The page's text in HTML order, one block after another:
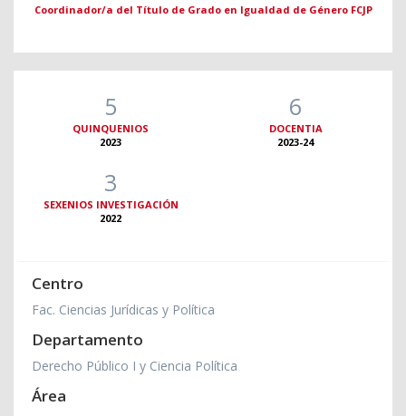
Coordinador/a del Título de Grado en Igualdad de Género FCJP
5
QUINQUENIOS
2023
6
DOCENTIA
2023-24
3
SEXENIOS INVESTIGACIÓN
2022
Centro
Fac. Ciencias Jurídicas y Política
Departamento
Derecho Público I y Ciencia Política
Área